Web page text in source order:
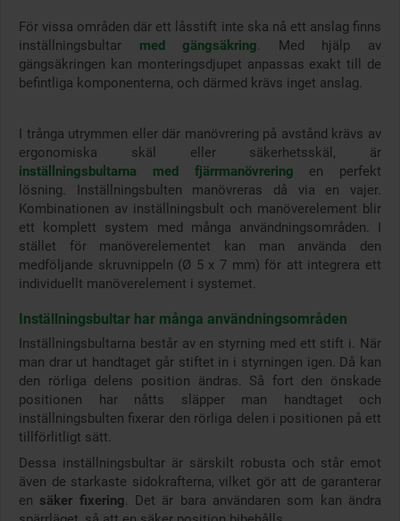
För vissa områden där ett låsstift inte ska nå ett anslag finns
inställningsbultar med gängsäkring. Med hjälp av
gängsäkringen kan monteringsdjupet anpassas exakt till de
befintliga komponenterna, och därmed krävs inget anslag.
I trånga utrymmen eller där manövrering på avstånd krävs av
ergonomiska skäl eller säkerhetsskäl, är
inställningsbultarna med fjärrmanövrering en perfekt
lösning. Inställningsbulten manövreras då via en vajer.
Kombinationen av inställningsbult och manöverelement blir
ett komplett system med många användningsområden. I
stället för manöverelementet kan man använda den
medföljande skruvnippeln (Ø 5 x 7 mm) för att integrera ett
individuellt manöverelement i systemet.
Inställningsbultar har många användningsområden
Inställningsbultarna består av en styrning med ett stift i. När
man drar ut handtaget går stiftet in i styrningen igen. Då kan
den rörliga delens position ändras. Så fort den önskade
positionen har nåtts släpper man handtaget och
inställningsbulten fixerar den rörliga delen i positionen på ett
tillförlitligt sätt.
Dessa inställningsbultar är särskilt robusta och står emot
även de starkaste sidokrafterna, vilket gör att de garanterar
en säker fixering. Det är bara användaren som kan ändra